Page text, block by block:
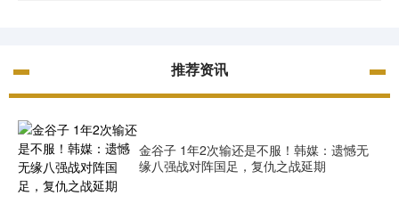
推荐资讯
金谷子 1年2次输还是不服！韩媒：遗憾无
缘八强战对阵国足，复仇之战延期